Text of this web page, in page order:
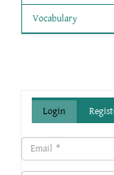
Vocabulary
Login